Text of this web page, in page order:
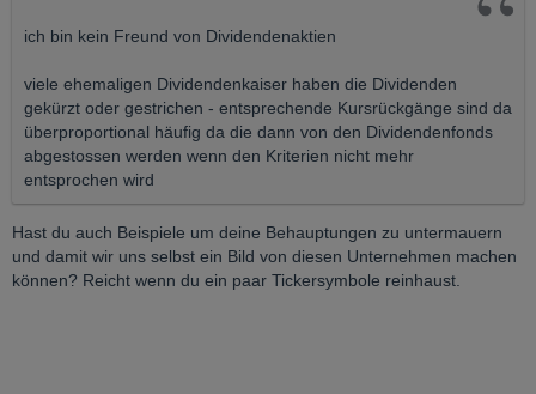
ich bin kein Freund von Dividendenaktien
viele ehemaligen Dividendenkaiser haben die Dividenden
gekürzt oder gestrichen - entsprechende Kursrückgänge sind da
überproportional häufig da die dann von den Dividendenfonds
abgestossen werden wenn den Kriterien nicht mehr
entsprochen wird
Hast du auch Beispiele um deine Behauptungen zu untermauern
und damit wir uns selbst ein Bild von diesen Unternehmen machen
können? Reicht wenn du ein paar Tickersymbole reinhaust.